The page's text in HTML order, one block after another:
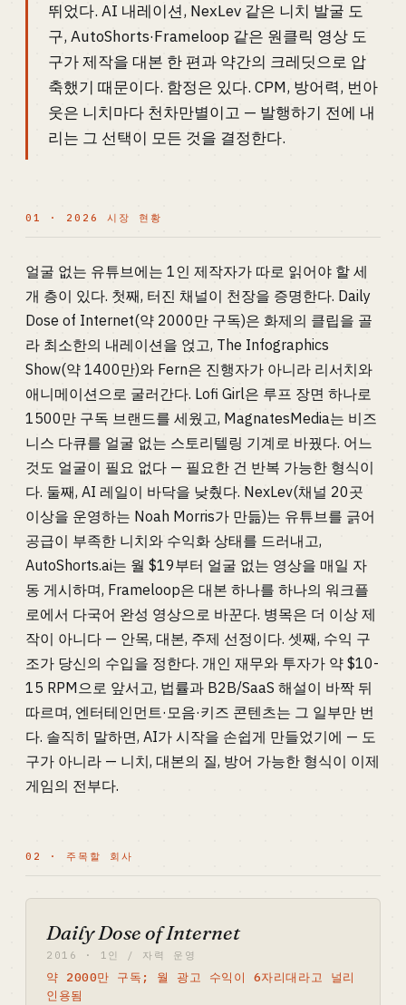
뛰었다. AI 내레이션, NexLev 같은 니치 발굴 도
구, AutoShorts·Frameloop 같은 원클릭 영상 도
구가 제작을 대본 한 편과 약간의 크레딧으로 압
축했기 때문이다. 함정은 있다. CPM, 방어력, 번아
웃은 니치마다 천차만별이고 — 발행하기 전에 내
리는 그 선택이 모든 것을 결정한다.
01 · 2026 시장 현황
얼굴 없는 유튜브에는 1인 제작자가 따로 읽어야 할 세
개 층이 있다. 첫째, 터진 채널이 천장을 증명한다. Daily
Dose of Internet(약 2000만 구독)은 화제의 클립을 골
라 최소한의 내레이션을 얹고, The Infographics
Show(약 1400만)와 Fern은 진행자가 아니라 리서치와
애니메이션으로 굴러간다. Lofi Girl은 루프 장면 하나로
1500만 구독 브랜드를 세웠고, MagnatesMedia는 비즈
니스 다큐를 얼굴 없는 스토리텔링 기계로 바꿨다. 어느
것도 얼굴이 필요 없다 — 필요한 건 반복 가능한 형식이
다. 둘째, AI 레일이 바닥을 낮췄다. NexLev(채널 20곳
이상을 운영하는 Noah Morris가 만듦)는 유튜브를 긁어
공급이 부족한 니치와 수익화 상태를 드러내고,
AutoShorts.ai는 월 $19부터 얼굴 없는 영상을 매일 자
동 게시하며, Frameloop은 대본 하나를 하나의 워크플
로에서 다국어 완성 영상으로 바꾼다. 병목은 더 이상 제
작이 아니다 — 안목, 대본, 주제 선정이다. 셋째, 수익 구
조가 당신의 수입을 정한다. 개인 재무와 투자가 약 $10-
15 RPM으로 앞서고, 법률과 B2B/SaaS 해설이 바짝 뒤
따르며, 엔터테인먼트·모음·키즈 콘텐츠는 그 일부만 번
다. 솔직히 말하면, AI가 시작을 손쉽게 만들었기에 — 도
구가 아니라 — 니치, 대본의 질, 방어 가능한 형식이 이제
게임의 전부다.
02 · 주목할 회사
Daily Dose of Internet
2016 · 1인 / 자력 운영
약 2000만 구독; 월 광고 수익이 6자리대라고 널리
인용됨